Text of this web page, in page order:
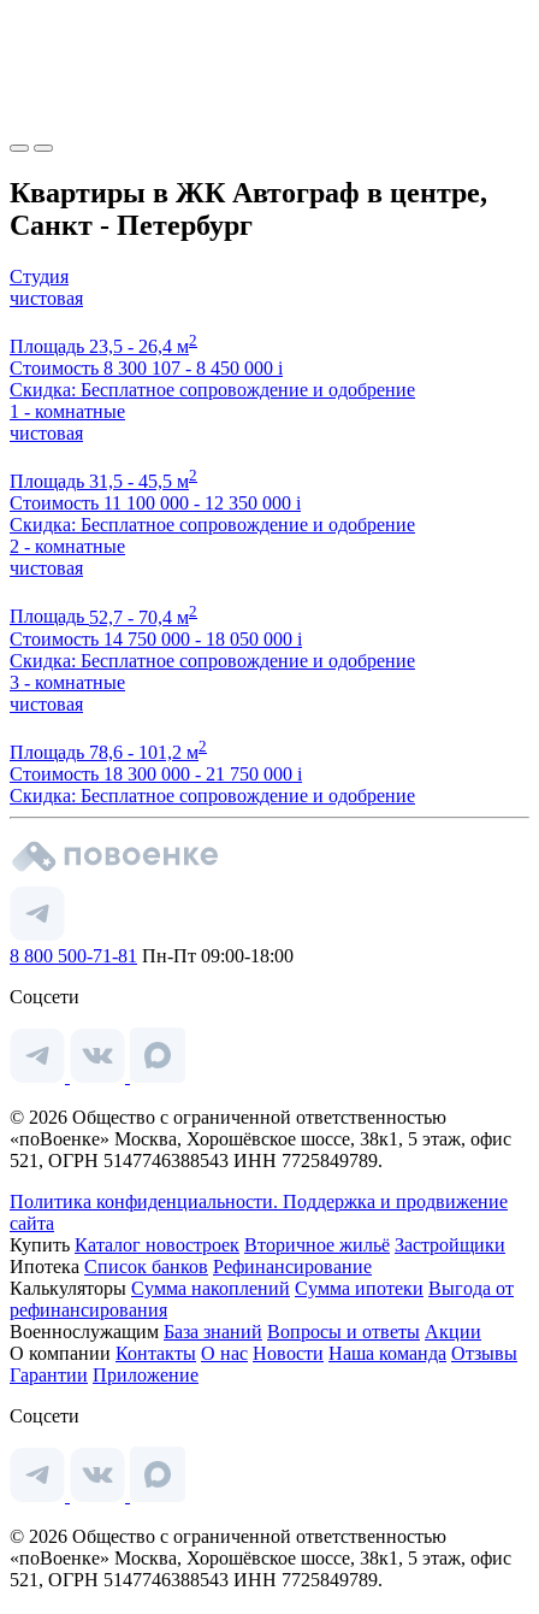
Квартиры в ЖК Автограф в центре,
Санкт - Петербург
Студия
чистовая
Площадь 23,5 - 26,4 м2
Стоимость 8 300 107 - 8 450 000 i
Скидка: Бесплатное сопровождение и одобрение
1 - комнатные
чистовая
Площадь 31,5 - 45,5 м2
Стоимость 11 100 000 - 12 350 000 i
Скидка: Бесплатное сопровождение и одобрение
2 - комнатные
чистовая
Площадь 52,7 - 70,4 м2
Стоимость 14 750 000 - 18 050 000 i
Скидка: Бесплатное сопровождение и одобрение
3 - комнатные
чистовая
Площадь 78,6 - 101,2 м2
Стоимость 18 300 000 - 21 750 000 i
Скидка: Бесплатное сопровождение и одобрение
8 800 500-71-81 Пн-Пт 09:00-18:00
Соцсети
© 2026 Общество с ограниченной ответственностью
«поВоенке» Москва, Хорошёвское шоссе, 38к1, 5 этаж, офис
521, ОГРН 5147746388543 ИНН 7725849789.
Политика конфиденциальности. Поддержка и продвижение
сайта
Купить Каталог новостроек Вторичное жильё Застройщики
Ипотека Список банков Рефинансирование
Калькуляторы Сумма накоплений Сумма ипотеки Выгода от
рефинансирования
Военнослужащим База знаний Вопросы и ответы Акции
О компании Контакты О нас Новости Наша команда Отзывы
Гарантии Приложение
Соцсети
© 2026 Общество с ограниченной ответственностью
«поВоенке» Москва, Хорошёвское шоссе, 38к1, 5 этаж, офис
521, ОГРН 5147746388543 ИНН 7725849789.